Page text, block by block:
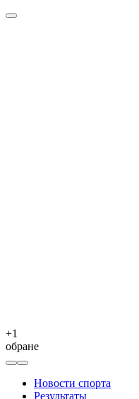
+1
обране
Новости спорта
Результаты